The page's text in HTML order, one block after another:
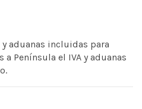
aduanas incluidas para
a Península el IVA y aduanas